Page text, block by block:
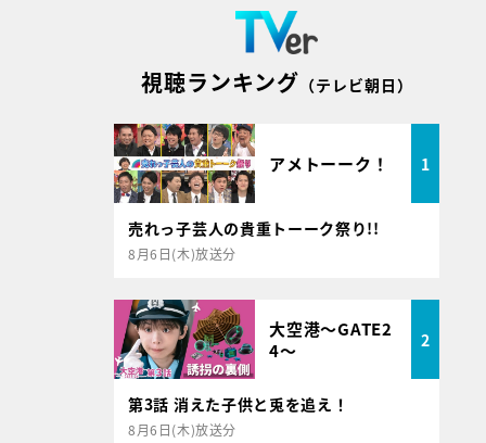
視聴ランキング （テレビ朝日）
アメトーーク！ 1
売れっ子芸人の貴重トーーク祭り!!
8月6日(木)放送分
大空港～GATE2
4～
2
第3話 消えた子供と兎を追え！
8月6日(木)放送分